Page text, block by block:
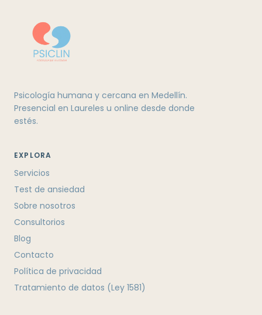
Psicología humana y cercana en Medellín.
Presencial en Laureles u online desde donde
estés.
EXPLORA
Servicios
Test de ansiedad
Sobre nosotros
Consultorios
Blog
Contacto
Política de privacidad
Tratamiento de datos (Ley 1581)